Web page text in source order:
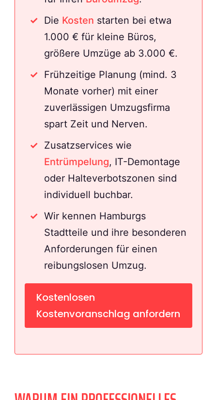
Die Kosten starten bei etwa
1.000 € für kleine Büros,
größere Umzüge ab 3.000 €.
Frühzeitige Planung (mind. 3
Monate vorher) mit einer
zuverlässigen Umzugsfirma
spart Zeit und Nerven.
Zusatzservices wie
Entrümpelung, IT-Demontage
oder Halteverbotszonen sind
individuell buchbar.
Wir kennen Hamburgs
Stadtteile und ihre besonderen
Anforderungen für einen
reibungslosen Umzug.
Kostenlosen
Kostenvoranschlag anfordern